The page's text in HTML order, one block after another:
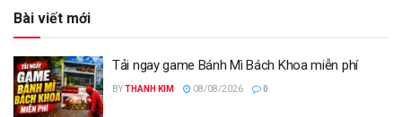
Bài viết mới
Tải ngay game Bánh Mì Bách Khoa miễn phí
BYTHANH KIM 08/08/2026 0